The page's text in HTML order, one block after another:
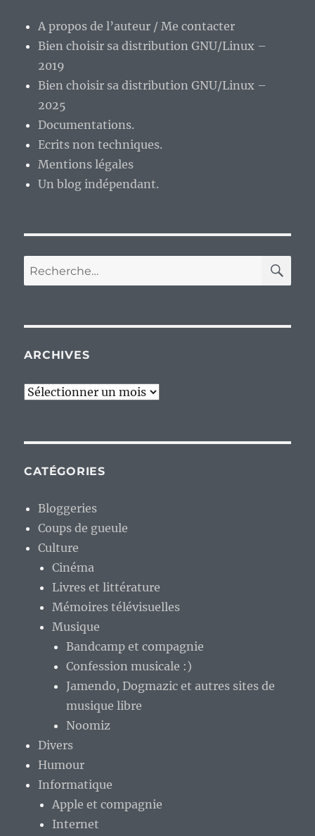
elle
est
vie
:)
A propos de l’auteur / Me contacter
Bien choisir sa distribution GNU/Linux –
2019
Bien choisir sa distribution GNU/Linux –
2025
Documentations.
Ecrits non techniques.
Mentions légales
Un blog indépendant.
Recherche
pour :
ARCHIVES
Archives
CATÉGORIES
Bloggeries
Coups de gueule
Culture
Cinéma
Livres et littérature
Mémoires télévisuelles
Musique
Bandcamp et compagnie
Confession musicale :)
Jamendo, Dogmazic et autres sites de
musique libre
Noomiz
Divers
Humour
Informatique
Apple et compagnie
Internet